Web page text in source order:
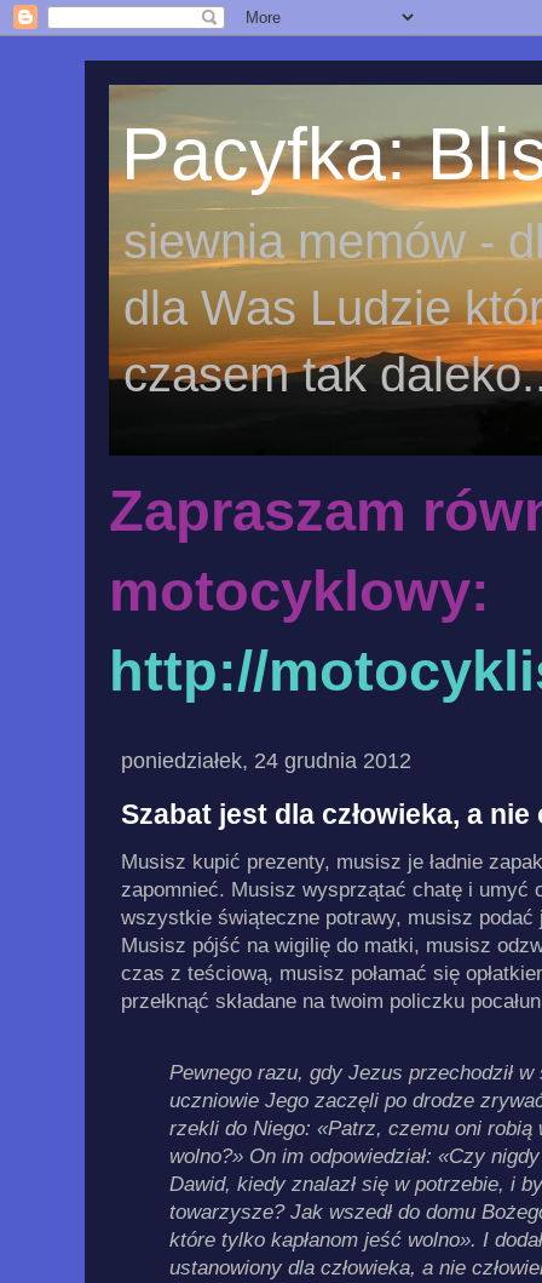
Pacyfka:
siewnia memów -
dla Was Ludzie
czasem tak
Zapraszam
motocyklowy:
http://
poniedziałek, 24 grudnia 2012
Szabat jest dla człowieka, a
Musisz kupić prezenty, musisz je ładnie
zapomnieć. Musisz wysprzątać chatę i umyć
wszystkie świąteczne potrawy, musisz
Musisz pójść na wigilię do matki, musisz
czas z teściową, musisz połamać się
przełknąć składane na twoim policzku
Pewnego razu, gdy Jezus przechodził
uczniowie Jego zaczęli po drodze
rzekli do Niego: «Patrz, czemu oni robią
wolno?» On im odpowiedział: «Czy
Dawid, kiedy znalazł się w potrzebie, i
towarzysze? Jak wszedł do domu
które tylko kapłanom jeść wolno». I
ustanowiony dla człowieka, a nie